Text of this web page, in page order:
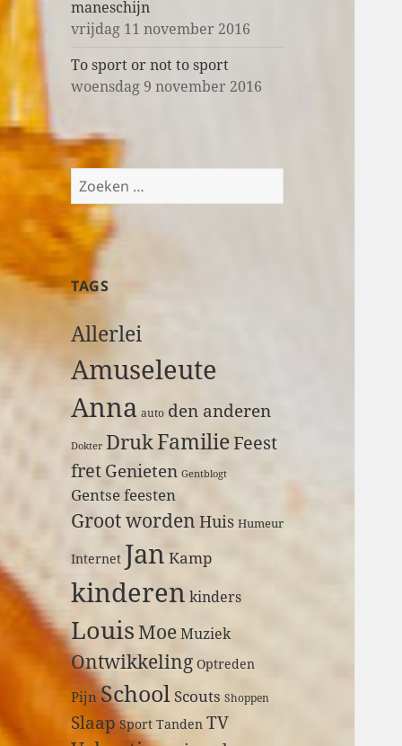
maneschijn
vrijdag 11 november 2016
To sport or not to sport
woensdag 9 november 2016
Z
o
k
n
a
r
TAGS
Allerlei
Amuseleute
Anna auto den anderen
Dokter DrukFamilieFeest
fretGenieten Gentblogt
Gentse feesten
Groot worden Huis Humeur
Internet Jan Kamp
kinderen kinders
LouisMoeMuziek
Ontwikkeling Optreden
Pijn SchoolScouts Shoppen
Slaap Sport Tanden TV